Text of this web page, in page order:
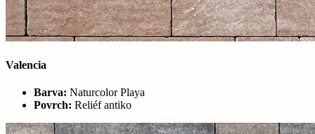
Valencia
Barva: Naturcolor Playa
Povrch: Reliéf antiko